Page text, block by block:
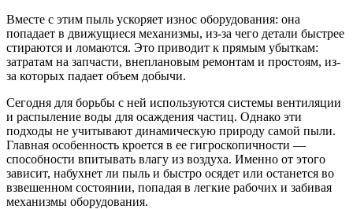
Вместе с этим пыль ускоряет износ оборудования: она
попадает в движущиеся механизмы, из-за чего детали быстрее
стираются и ломаются. Это приводит к прямым убыткам:
затратам на запчасти, внеплановым ремонтам и простоям, из-
за которых падает объем добычи.
Сегодня для борьбы с ней используются системы вентиляции
и распыление воды для осаждения частиц. Однако эти
подходы не учитывают динамическую природу самой пыли.
Главная особенность кроется в ее гигроскопичности —
способности впитывать влагу из воздуха. Именно от этого
зависит, набухнет ли пыль и быстро осядет или останется во
взвешенном состоянии, попадая в легкие рабочих и забивая
механизмы оборудования.